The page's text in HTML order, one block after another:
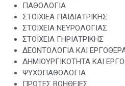
ΠΑΘΟΛΟΓΙΑ
ΣΤΟΙΧΙΕΑ ΠΑΙΔΙΑΤΡΙΚΗΣ
ΣΤΟΙΧΕΙΑ ΝΕΥΡΟΛΟΓΙΑΣ
ΣΤΟΙΧΕΙΑ ΓΗΡΙΑΤΡΙΚΗΣ
ΔΕΟΝΤΟΛΟΓΙΑ ΚΑΙ
ΔΗΜΙΟΥΡΓΙΚΟΤΗΤΑ ΚΑΙ
ΨΥΧΟΠΑΘΟΛΟΓΙΑ
ΠΡΩΤΕΣ ΒΟΗΘΕΙΕΣ